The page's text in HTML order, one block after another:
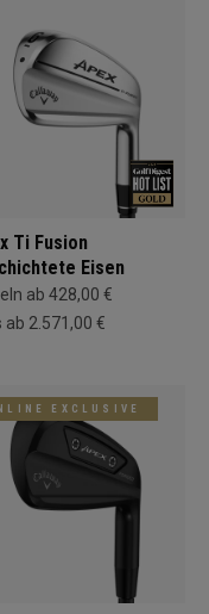
Ti Fusion
Eisen
ab 428,00 €
ab 2.571,00 €
EXCLUSIVE